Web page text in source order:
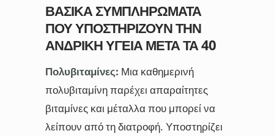
ΒΑΣΙΚΆ ΣΥΜΠΛΗΡΏΜΑΤΑ
ΠΟΥ ΥΠΟΣΤΗΡΊΖΟΥΝ ΤΗΝ
ΑΝΔΡΙΚΉ ΥΓΕΊΑ ΜΕΤΆ ΤΑ 40
Πολυβιταμίνες: Μια καθημερινή
πολυβιταμίνη παρέχει απαραίτητες
βιταμίνες και μέταλλα που μπορεί να
λείπουν από τη διατροφή. Υποστηρίζει